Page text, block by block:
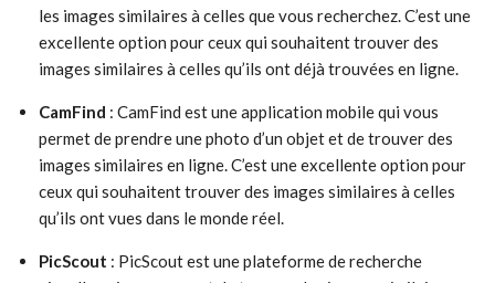
les images similaires à celles que vous recherchez. C’est une
excellente option pour ceux qui souhaitent trouver des
images similaires à celles qu’ils ont déjà trouvées en ligne.
CamFind : CamFind est une application mobile qui vous
permet de prendre une photo d’un objet et de trouver des
images similaires en ligne. C’est une excellente option pour
ceux qui souhaitent trouver des images similaires à celles
qu’ils ont vues dans le monde réel.
PicScout : PicScout est une plateforme de recherche